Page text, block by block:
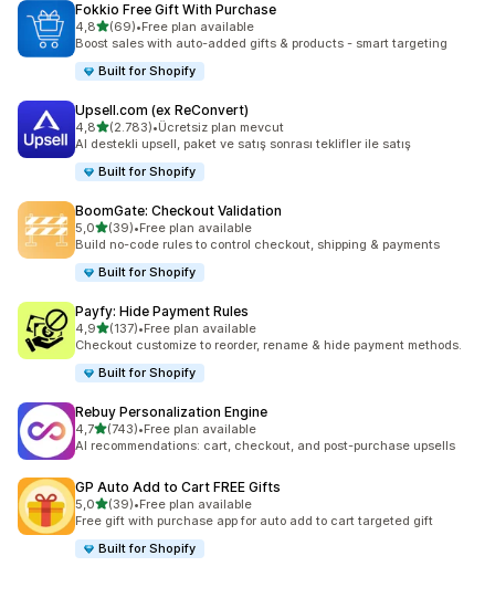
Fokkio Free Gift With Purchase
4,85 yıldız üzerinden
(69)
toplam 69 değerlendirme
•Free plan available
Boost sales with auto-added gifts & products - smart targeting
Built for Shopify
Upsell.com (ex ReConvert)
4,85 yıldız üzerinden
(2.783)
toplam 2783 değerlendirme
•Ücretsiz plan mevcut
AI destekli upsell, paket ve satış sonrası teklifler ile satış
Built for Shopify
BoomGate: Checkout Validation
5,05 yıldız üzerinden
(39)
toplam 39 değerlendirme
•Free plan available
Build no-code rules to control checkout, shipping & payments
Built for Shopify
Payfy: Hide Payment Rules
4,95 yıldız üzerinden
(137)
toplam 137 değerlendirme
•Free plan available
Checkout customize to reorder, rename & hide payment methods.
Built for Shopify
Rebuy Personalization Engine
4,75 yıldız üzerinden
(743)
toplam 743 değerlendirme
•Free plan available
AI recommendations: cart, checkout, and post-purchase upsells
GP Auto Add to Cart FREE Gifts
5,05 yıldız üzerinden
(39)
toplam 39 değerlendirme
•Free plan available
Free gift with purchase app for auto add to cart targeted gift
Built for Shopify